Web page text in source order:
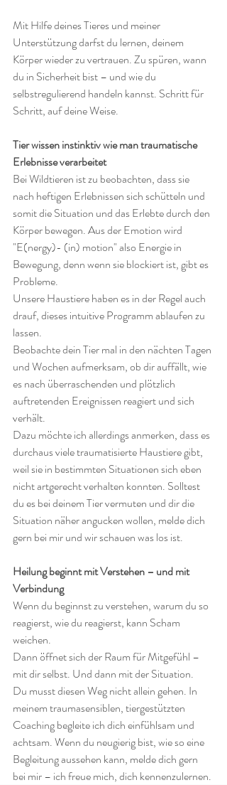
Mit Hilfe deines Tieres und meiner
Unterstützung darfst du lernen, deinem
Körper wieder zu vertrauen. Zu spüren, wann
du in Sicherheit bist – und wie du
selbstregulierend handeln kannst. Schritt für
Schritt, auf deine Weise.
Tier wissen instinktiv wie man traumatische
Erlebnisse verarbeitet
Bei Wildtieren ist zu beobachten, dass sie
nach heftigen Erlebnissen sich schütteln und
somit die Situation und das Erlebte durch den
Körper bewegen. Aus der Emotion wird
"E(nergy)- (in) motion" also Energie in
Bewegung, denn wenn sie blockiert ist, gibt es
Probleme.
Unsere Haustiere haben es in der Regel auch
drauf, dieses intuitive Programm ablaufen zu
lassen.
Beobachte dein Tier mal in den nächten Tagen
und Wochen aufmerksam, ob dir auffällt, wie
es nach überraschenden und plötzlich
auftretenden Ereignissen reagiert und sich
verhält.
Dazu möchte ich allerdings anmerken, dass es
durchaus viele traumatisierte Haustiere gibt,
weil sie in bestimmten Situationen sich eben
nicht artgerecht verhalten konnten. Solltest
du es bei deinem Tier vermuten und dir die
Situation näher angucken wollen, melde dich
gern bei mir und wir schauen was los ist.
Heilung beginnt mit Verstehen – und mit
Verbindung
Wenn du beginnst zu verstehen, warum du so
reagierst, wie du reagierst, kann Scham
weichen.
Dann öffnet sich der Raum für Mitgefühl –
mit dir selbst. Und dann mit der Situation.
Du musst diesen Weg nicht allein gehen. In
meinem traumasensiblen, tiergestützten
Coaching begleite ich dich einfühlsam und
achtsam. Wenn du neugierig bist, wie so eine
Begleitung aussehen kann, melde dich gern
bei mir – ich freue mich, dich kennenzulernen.